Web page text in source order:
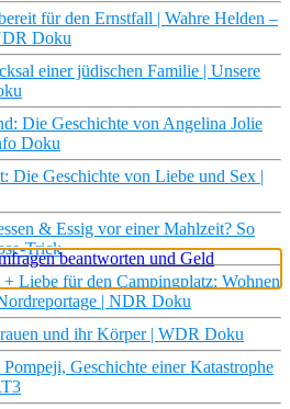
für den Ernstfall | Wahre Helden –
Doku
einer jüdischen Familie | Unsere
Die Geschichte von Angelina Jolie
Doku
Die Geschichte von Liebe und Sex |
& Essig vor einer Mahlzeit? So
Trick
Liebe für den Campingplatz: Wohnen
| NDR Doku
und ihr Körper | WDR Doku
Geschichte einer Katastrophe